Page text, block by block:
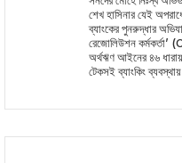
শেখ হাসিনার যেই
ব্যাংকের পুনরুদ্ধার
রেজোলিউশন কর্মকর্তা’
অর্থঋণ আইনের ৪৬ ধারায়
টেকসই ব্যাংকিং